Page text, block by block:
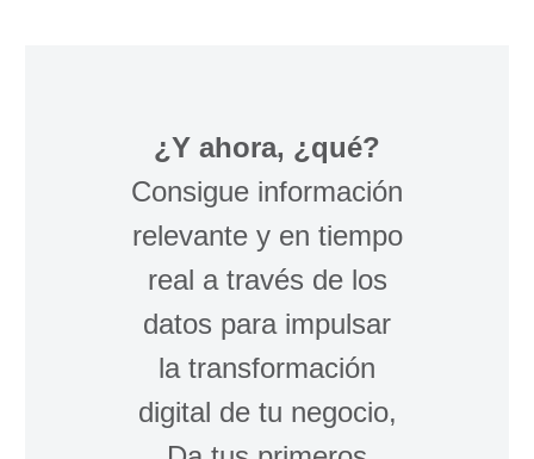
¿Y ahora, ¿qué?
Consigue información
relevante y en tiempo
real a través de los
datos para impulsar
la transformación
digital de tu negocio,